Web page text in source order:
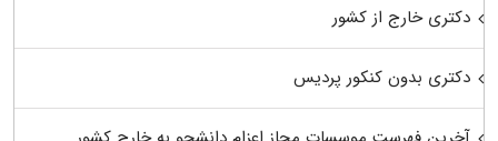
دکتری خارج از کشور
دکتری بدون کنکور پردیس